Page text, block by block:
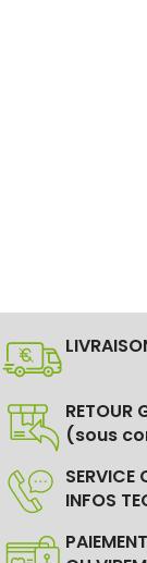
RETOUR
(sous
SERVICE
INFOS